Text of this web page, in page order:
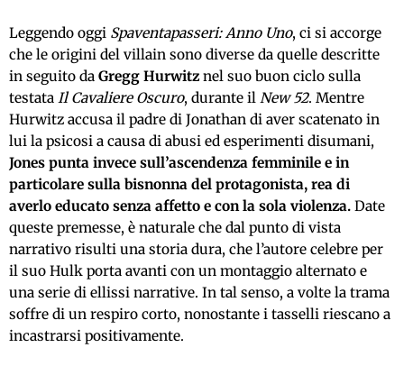
Leggendo oggi Spaventapasseri: Anno Uno, ci si accorge
che le origini del villain sono diverse da quelle descritte
in seguito da Gregg Hurwitz nel suo buon ciclo sulla
testata Il Cavaliere Oscuro, durante il New 52. Mentre
Hurwitz accusa il padre di Jonathan di aver scatenato in
lui la psicosi a causa di abusi ed esperimenti disumani,
Jones punta invece sull’ascendenza femminile e in
particolare sulla bisnonna del protagonista, rea di
averlo educato senza affetto e con la sola violenza. Date
queste premesse, è naturale che dal punto di vista
narrativo risulti una storia dura, che l’autore celebre per
il suo Hulk porta avanti con un montaggio alternato e
una serie di ellissi narrative. In tal senso, a volte la trama
soffre di un respiro corto, nonostante i tasselli riescano a
incastrarsi positivamente.